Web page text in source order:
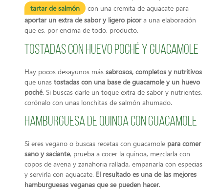
tartar de salmón
con una cremita de aguacate para
aportar un extra de sabor y ligero picora una elaboración
que es, por encima de todo, producto.
Tostadas con huevo poché y guacamole
Hay pocos desayunos más sabrosos, completos y nutritivos
que unas tostadas con una base de guacamole y un huevo
poché. Si buscas darle un toque extra de sabor y nutrientes,
corónalo con unas lonchitas de salmón ahumado.
Hamburguesa de quinoa con guacamole
Si eres vegano o buscas recetas con guacamole para comer
sano y saciante, prueba a cocer la quinoa, mezclarla con
copos de avena y zanahoria rallada, empanarla con especias
y servirla con aguacate. El resultado es una de las mejores
hamburguesas veganas que se pueden hacer.